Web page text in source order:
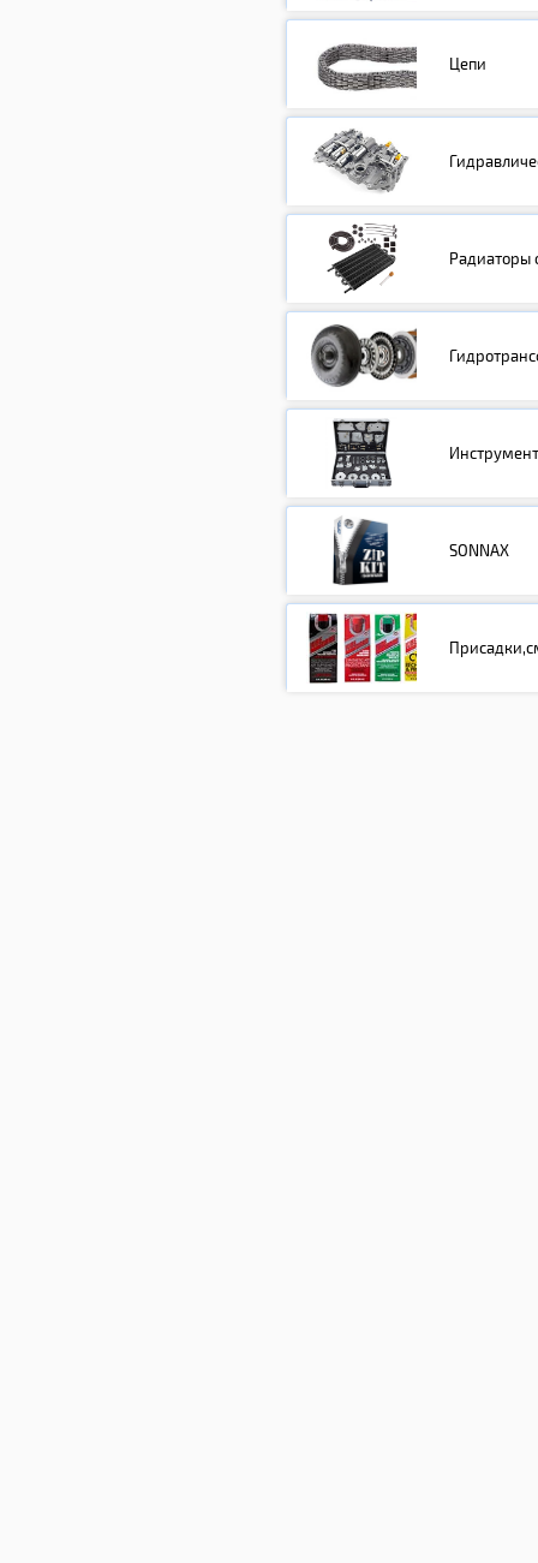
Цепи
Радиаторы
SONNAX